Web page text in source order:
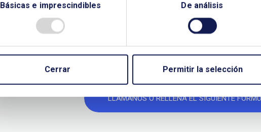
Básicas e imprescindibles De análisis
Cerrar Permitir la selección
¿QUIERES PONERTE EN CONTACTO CON
CONTÁCTANOS SI NECESITAS
LLÁMANOS O RELLENA EL SIGUIENTE